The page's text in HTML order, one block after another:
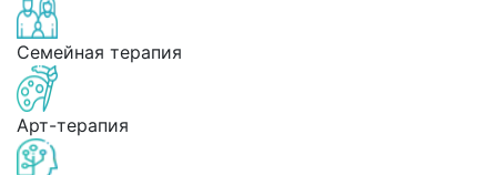
Семейная терапия
Арт-терапия